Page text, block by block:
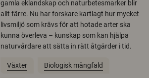
gamla eklandskap och naturbetesmarker blir
allt färre. Nu har forskare kartlagt hur mycket
livsmiljö som krävs för att hotade arter ska
kunna överleva – kunskap som kan hjälpa
naturvårdare att sätta in rätt åtgärder i tid.
Växter Biologisk mångfald